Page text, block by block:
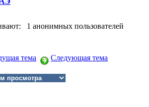
1 анонимных пользователей
тема Следующая тема